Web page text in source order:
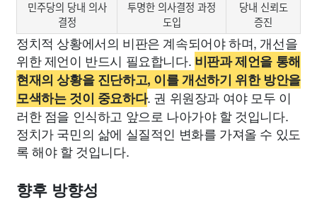
민주당의 당내 의사
결정
투명한 의사결정 과정
도입
당내 신뢰도
증진
정치적 상황에서의 비판은 계속되어야 하며, 개선을
위한 제언이 반드시 필요합니다. 비판과 제언을 통해
현재의 상황을 진단하고, 이를 개선하기 위한 방안을
모색하는 것이 중요하다. 권 위원장과 여야 모두 이
러한 점을 인식하고 앞으로 나아가야 할 것입니다.
정치가 국민의 삶에 실질적인 변화를 가져올 수 있도
록 해야 할 것입니다.
향후 방향성